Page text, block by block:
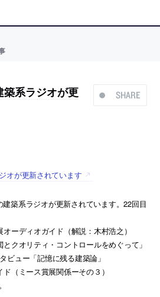
SHARE
築系ラジオが更
オが更新されています
築系ラジオが更新されています。22回目
ーディオガイド（解説：木村浩之）
クオリティ・コントロールをめぐって」
ビュー「記憶に残る建築論」
（ミース賞展関係ーその３）